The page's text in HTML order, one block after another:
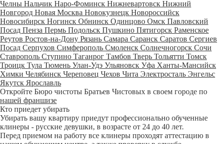
Челны Нальчик Наро-Фоминск Нижневартовск Нижний
Новгород Новая Москва Новокузнецк Новороссийск
Новосибирск Ногинск Обнинск Одинцово Омск Павловский
Посад Пенза Пермь Подольск Пушкино Пятигорск Раменское
Реутов Ростов-на-Дону Рязань Самара Саранск Саратов Сергиев
Посад Серпухов Симферополь Смоленск Солнечногорск Сочи
Ставрополь Ступино Таганрог Тамбов Тверь Тольятти Томск
Троицк Тула Тюмень Улан-Удэ Ульяновск Уфа Ханты-Мансийск
Химки Челябинск Череповец Чехов Чита Электросталь Энгельс
Якутск Ярославль
Откройте Бюро чистоты Братьев Чистовых в своем городе по
нашей франшизе
Кто приедет убирать
Убирать вашу квартиру приедут профессионально обученные
клинеры - русские девушки, в возрасте от 24 до 40 лет.
Перед приемом на работу все клинеры проходят аттестацию в